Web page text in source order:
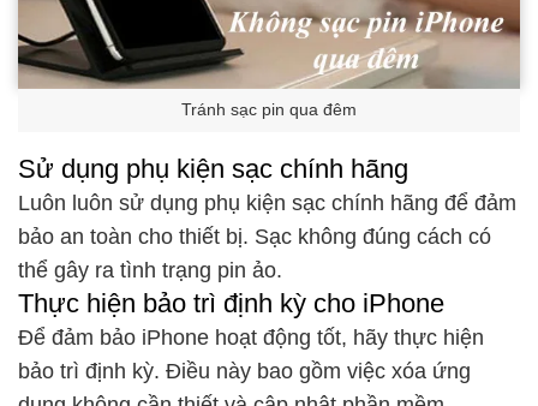
Tránh sạc pin qua đêm
Sử dụng phụ kiện sạc chính hãng
Luôn luôn sử dụng phụ kiện sạc chính hãng để đảm
bảo an toàn cho thiết bị. Sạc không đúng cách có
thể gây ra tình trạng pin ảo.
Thực hiện bảo trì định kỳ cho iPhone
Để đảm bảo iPhone hoạt động tốt, hãy thực hiện
bảo trì định kỳ. Điều này bao gồm việc xóa ứng